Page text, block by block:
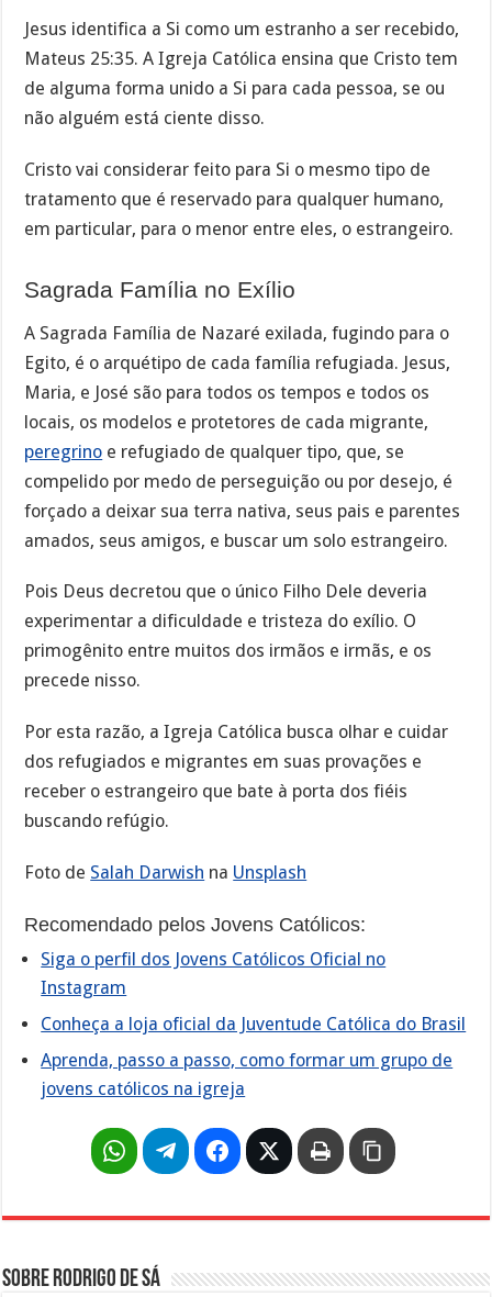
Jesus identifica a Si como um estranho a ser recebido,
Mateus 25:35. A Igreja Católica ensina que Cristo tem
de alguma forma unido a Si para cada pessoa, se ou
não alguém está ciente disso.
Cristo vai considerar feito para Si o mesmo tipo de
tratamento que é reservado para qualquer humano,
em particular, para o menor entre eles, o estrangeiro.
Sagrada Família no Exílio
A Sagrada Família de Nazaré exilada, fugindo para o
Egito, é o arquétipo de cada família refugiada. Jesus,
Maria, e José são para todos os tempos e todos os
locais, os modelos e protetores de cada migrante,
peregrino e refugiado de qualquer tipo, que, se
compelido por medo de perseguição ou por desejo, é
forçado a deixar sua terra nativa, seus pais e parentes
amados, seus amigos, e buscar um solo estrangeiro.
Pois Deus decretou que o único Filho Dele deveria
experimentar a dificuldade e tristeza do exílio. O
primogênito entre muitos dos irmãos e irmãs, e os
precede nisso.
Por esta razão, a Igreja Católica busca olhar e cuidar
dos refugiados e migrantes em suas provações e
receber o estrangeiro que bate à porta dos fiéis
buscando refúgio.
Foto de ‪Salah Darwish na Unsplash
Recomendado pelos Jovens Católicos:
Siga o perfil dos Jovens Católicos Oficial no
Instagram
Conheça a loja oficial da Juventude Católica do Brasil
Aprenda, passo a passo, como formar um grupo de
jovens católicos na igreja
Sobre Rodrigo de Sá